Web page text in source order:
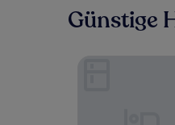
Günstige